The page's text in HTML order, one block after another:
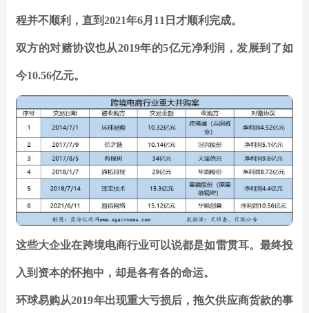
程并不顺利，直到2021年6月11日才顺利完成。
双方的对赌协议也从2019年的5亿元净利润，发展到了如
今10.56亿元。
这些大企业在跨境电商行业可以说都是如雷贯耳。最终投
入到资本的怀抱中，却是各有各的命运。
环球易购从2019年出现重大亏损后，拖欠供应商货款的事